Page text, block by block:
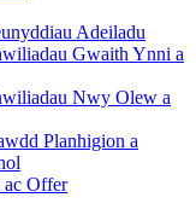
Adeiladu
Gwaith Ynni a
Nwy Olew a
Planhigion a
ac Offer